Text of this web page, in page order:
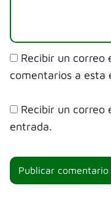
Recibir un correo
comentarios a esta
Recibir un correo
entrada.